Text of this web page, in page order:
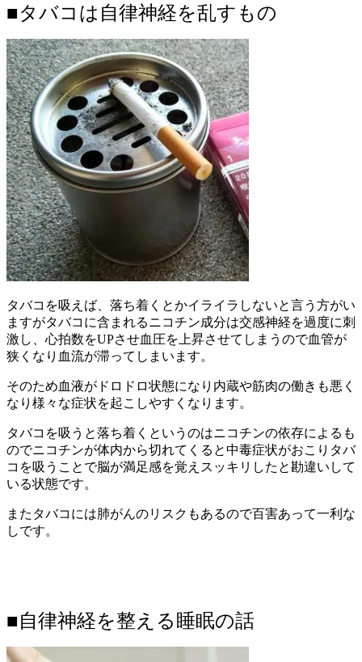
■タバコは自律神経を乱すもの
タバコを吸えば、落ち着くとかイライラしないと言う方がい
ますがタバコに含まれるニコチン成分は交感神経を過度に刺
激し、心拍数をUPさせ血圧を上昇させてしまうので血管が
狭くなり血流が滞ってしまいます。
そのため血液がドロドロ状態になり内蔵や筋肉の働きも悪く
なり様々な症状を起こしやすくなります。
タバコを吸うと落ち着くというのはニコチンの依存によるも
のでニコチンが体内から切れてくると中毒症状がおこりタバ
コを吸うことで脳が満足感を覚えスッキリしたと勘違いして
いる状態です。
またタバコには肺がんのリスクもあるので百害あって一利な
しです。
■自律神経を整える睡眠の話